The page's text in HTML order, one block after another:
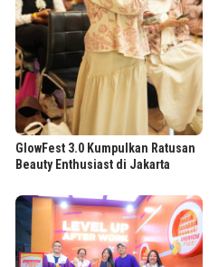
GlowFest 3.0 Kumpulkan Ratusan
Beauty Enthusiast di Jakarta